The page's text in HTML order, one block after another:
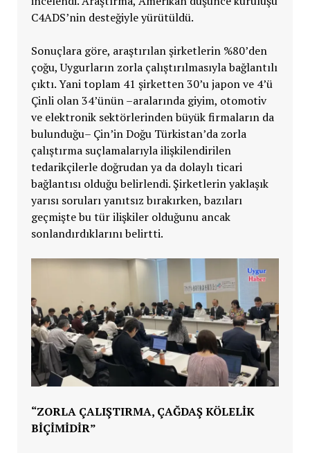
C4ADS’nin desteğiyle yürütüldü.
Sonuçlara göre, araştırılan şirketlerin %80’den
çoğu, Uygurların zorla çalıştırılmasıyla bağlantılı
çıktı. Yani toplam 41 şirketten 30’u japon ve 4’ü
Çinli olan 34’ünün –aralarında giyim, otomotiv
ve elektronik sektörlerinden büyük firmaların da
bulunduğu– Çin’in Doğu Türkistan’da zorla
çalıştırma suçlamalarıyla ilişkilendirilen
tedarikçilerle doğrudan ya da dolaylı ticari
bağlantısı olduğu belirlendi. Şirketlerin yaklaşık
yarısı soruları yanıtsız bırakırken, bazıları
geçmişte bu tür ilişkiler olduğunu ancak
sonlandırdıklarını belirtti.
“ZORLA ÇALIŞTIRMA, ÇAĞDAŞ KÖLELİK
BİÇİMİDİR”